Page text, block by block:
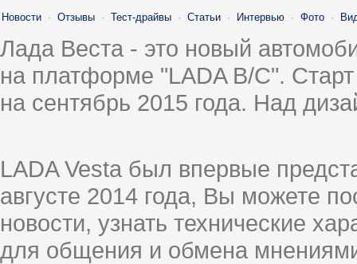
Новости · Отзывы · Тест-драйвы · Статьи · Интервью · Фото ·
Лада Веста - это новый
на платформе "LADA B/C".
на сентябрь 2015 года. Над
LADA Vesta был впервые
августе 2014 года, Вы можете
новости, узнать технические
для общения и обмена